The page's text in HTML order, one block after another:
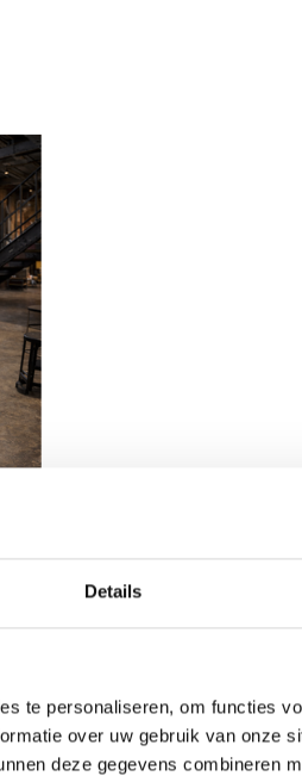
Details
te personaliseren, om functies
over uw gebruik van onze
deze gegevens combineren